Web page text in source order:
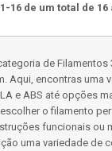
16 de um total de
de Filamentos
Aqui, encontras uma
e ABS até opções
escolher o filamento
funcionais ou
uma variedade de